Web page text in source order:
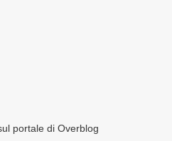
portale di Overblog